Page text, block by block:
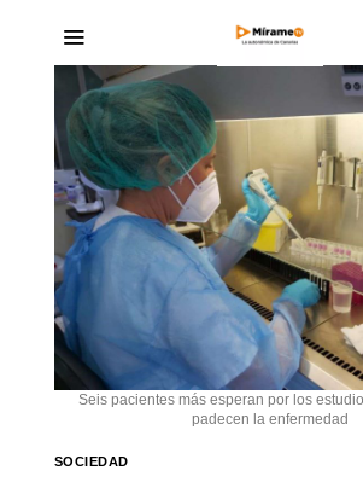
Seis pacientes más esperan por los
padecen la enfermedad
SOCIEDAD